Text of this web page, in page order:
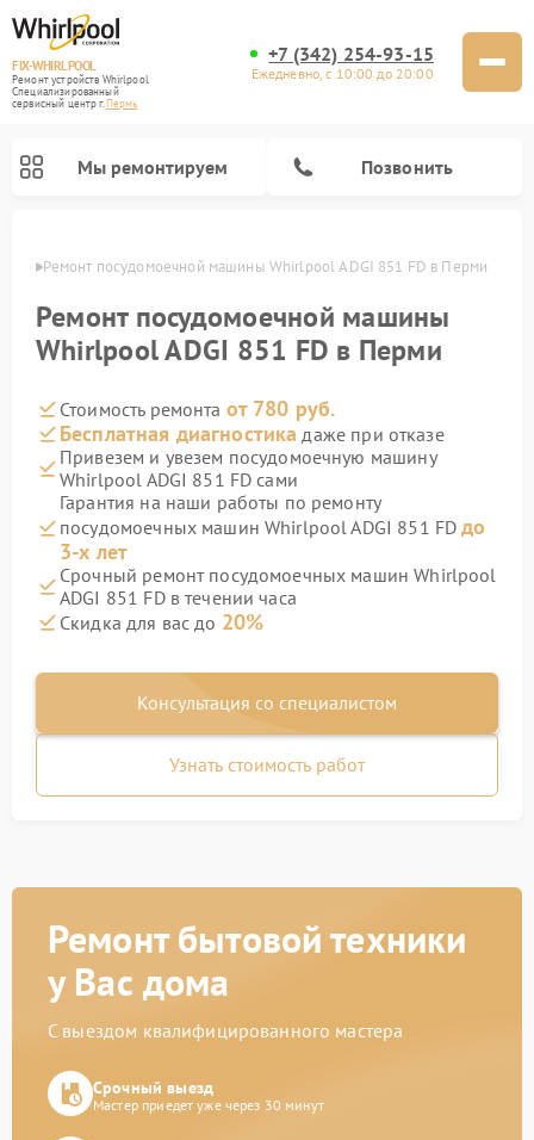
FIX-WHIRLPOOL
Ремонт устройств Whirlpool
Специализированный
cервисный центр г.Пермь
+7 (342) 254-93-15
Ежедневно, с 10:00 до 20:00
Мы ремонтируем Позвонить
Ремонт посудомоечной машины Whirlpool ADGI 851 FD в Перми
Ремонт посудомоечной машины
Whirlpool ADGI 851 FD в Перми
Стоимость ремонта от 780 руб.
Бесплатная диагностика даже при отказе
Привезем и увезем посудомоечную машину
Whirlpool ADGI 851 FD сами
Гарантия на наши работы по ремонту
посудомоечных машин Whirlpool ADGI 851 FDдо
3-х лет
Срочный ремонт посудомоечных машин Whirlpool
ADGI 851 FD в течении часа
Скидка для вас до 20%
Консультация со специалистом
Узнать стоимость работ
Ремонт бытовой техники
у Вас дома
С выездом квалифицированного мастера
Срочный выезд
Мастер приедет уже через 30 минут